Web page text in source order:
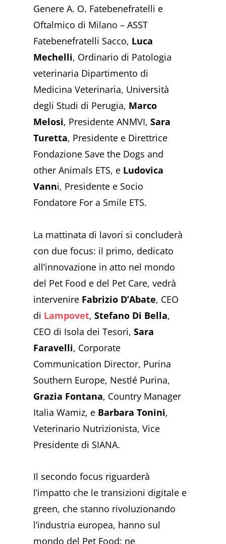
Genere A. O. Fatebenefratelli e
Oftalmico di Milano – ASST
Fatebenefratelli Sacco, Luca
Mechelli, Ordinario di Patologia
veterinaria Dipartimento di
Medicina Veterinaria, Università
degli Studi di Perugia, Marco
Melosi, Presidente ANMVI,Sara
Turetta, Presidente e Direttrice
Fondazione Save the Dogs and
other Animals ETS, e Ludovica
Vanni, Presidente e Socio
Fondatore For a Smile ETS.
La mattinata di lavori si concluderà
con due focus: il primo, dedicato
all’innovazione in atto nel mondo
del Pet Food e del Pet Care, vedrà
intervenire Fabrizio D’Abate, CEO
di Lampovet,Stefano Di Bella,
CEO di Isola dei Tesori,Sara
Faravelli, Corporate
Communication Director, Purina
Southern Europe, Nestlé Purina,
Grazia Fontana, Country Manager
Italia Wamiz, e Barbara Tonini,
Veterinario Nutrizionista, Vice
Presidente di SIANA.
Il secondo focus riguarderà
l’impatto che le transizioni digitale e
green, che stanno rivoluzionando
l’industria europea, hanno sul
mondo del Pet Food: ne